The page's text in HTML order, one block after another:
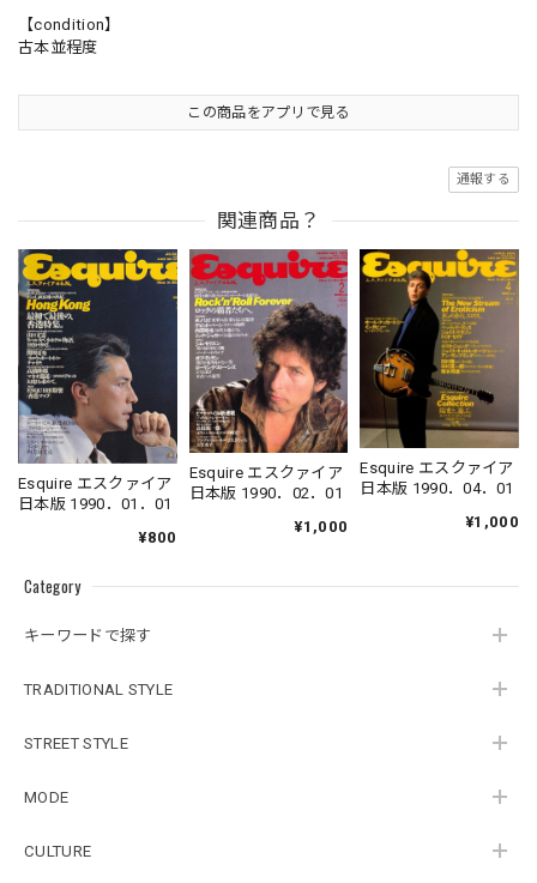
Category
キーワードで探す
TRADITIONAL STYLE
STREET STYLE
MODE
CULTURE
【condition】
古本並程度
この商品をアプリで見る
通報する
関連商品？
Esquire エスクァイア
日本版 1990．01．01
¥800
Esquire エスクァイア
日本版 1990．02．01
¥1,000
Esquire エスクァイア
日本版 1990．04．01
¥1,000